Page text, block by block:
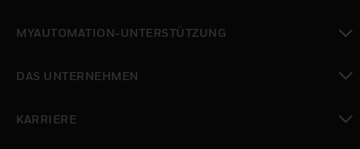
MYAUTOMATION-UNTERSTÜTZUNG
DAS UNTERNEHMEN
KARRIERE